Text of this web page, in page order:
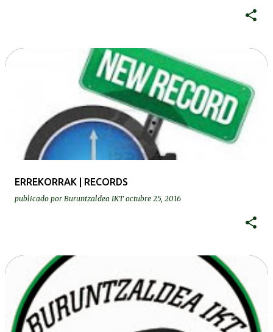
ERREKORRAK | RECORDS
publicado por Buruntzaldea IKT octubre 25, 2016